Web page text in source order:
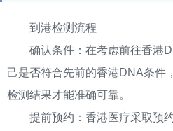
到港检测流程
确认条件：在考虑前往香港
己是否符合先前的香港DNA条件
检测结果才能准确可靠。
提前预约：香港医疗采取预约